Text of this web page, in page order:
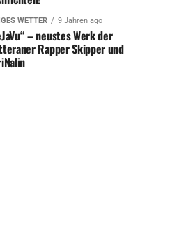
WETTER 9 Jahren ago
– neustes Werk der
Rapper Skipper und